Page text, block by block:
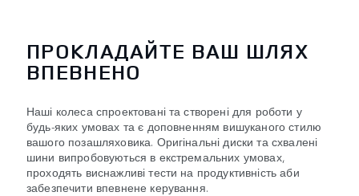
ПРОКЛАДАЙТЕ ВАШ ШЛЯХ
ВПЕВНЕНО
Наші колеса спроектовані та створені для роботи у
будь-яких умовах та є доповненням вишуканого стилю
вашого позашляховика. Оригінальні диски та схвалені
шини випробовуються в екстремальних умовах,
проходять виснажливі тести на продуктивність аби
забезпечити впевнене керування.